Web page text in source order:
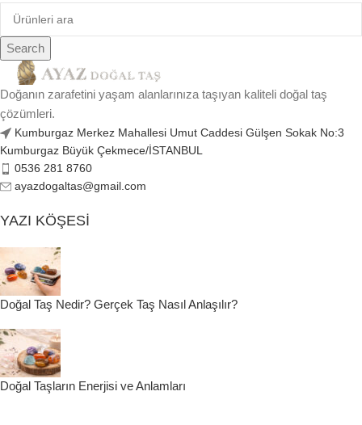
Search
Doğanın zarafetini yaşam alanlarınıza taşıyan kaliteli doğal taş
çözümleri.
Kumburgaz Merkez Mahallesi Umut Caddesi Gülşen Sokak No:3
Kumburgaz Büyük Çekmece/İSTANBUL
0536 281 8760
ayazdogaltas@gmail.com
YAZI KÖŞESI
Doğal Taş Nedir? Gerçek Taş Nasıl Anlaşılır?
Doğal Taşların Enerjisi ve Anlamları